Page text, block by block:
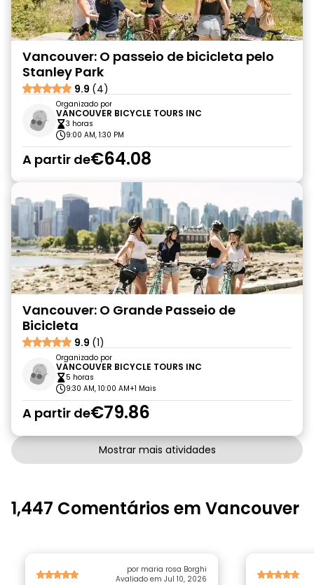
Vancouver: O passeio de bicicleta pelo
Stanley Park
9.9 (4)
Organizado por
VANCOUVER BICYCLE TOURS INC
3 horas
9:00 AM, 1:30 PM
A partir de€64.08
Vancouver: O Grande Passeio de
Bicicleta
9.9 (1)
Organizado por
VANCOUVER BICYCLE TOURS INC
5 horas
9:30 AM, 10:00 AM+1 Mais
A partir de€79.86
Mostrar mais atividades
1,447 Comentários em Vancouver
por maria rosa Borghi
Avaliado em Jul 10, 2026